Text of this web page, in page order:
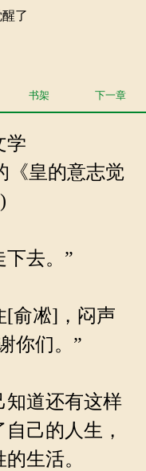
了
书架 下一章
学
《皇的意志觉
下去。”
俞凇]，闷声
你们。”
道还有这样
己的人生，
生活。